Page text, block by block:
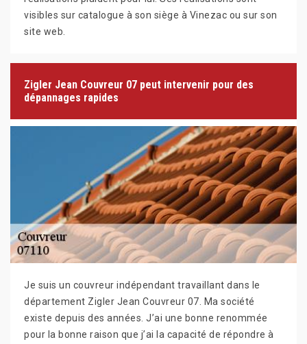
visibles sur catalogue à son siège à Vinezac ou sur son
site web.
Zigler Jean Couvreur 07 peut intervenir pour des
dépannages rapides
Je suis un couvreur indépendant travaillant dans le
département Zigler Jean Couvreur 07. Ma société
existe depuis des années. J’ai une bonne renommée
pour la bonne raison que j’ai la capacité de répondre à